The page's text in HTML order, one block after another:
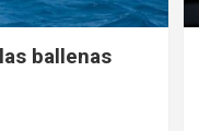
ballenas